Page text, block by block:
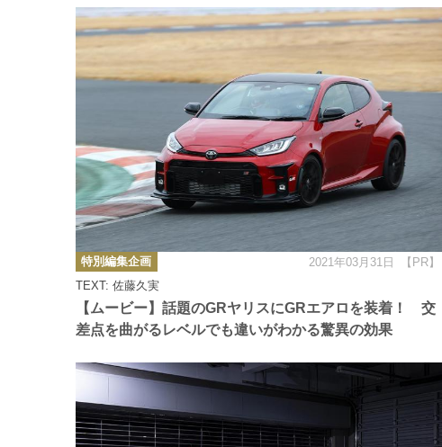
【ムービー】話題のGRヤリスにGRエアロを装着！ 交
差点を曲がるレベルでも違いがわかる驚異の効果
TEXT: 佐藤久実
カ
テ
ゴ
リ
ー
特別編集企画 2021年03月31日 【PR】